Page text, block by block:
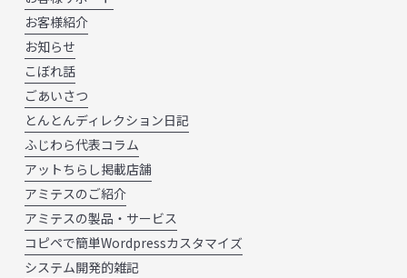
お客様紹介
お知らせ
こぼれ話
ごあいさつ
とんとんディレクション日記
ふじわら代表コラム
アットちらし掲載店舗
アミテスのご紹介
アミテスの製品・サービス
コピペで簡単Wordpressカスタマイズ
システム開発的雑記